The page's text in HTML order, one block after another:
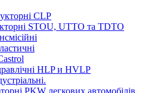
CLP
STOU, UTTO та TDTO
HLP и HVLP
PKW легкових автомобілів,